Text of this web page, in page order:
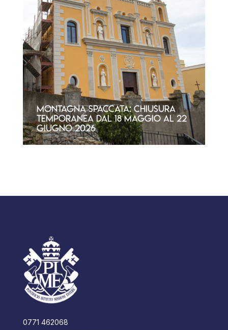
Montagna Spaccata: chiusura
temporanea dal 18 maggio al 22
giugno 2026
0771 462068